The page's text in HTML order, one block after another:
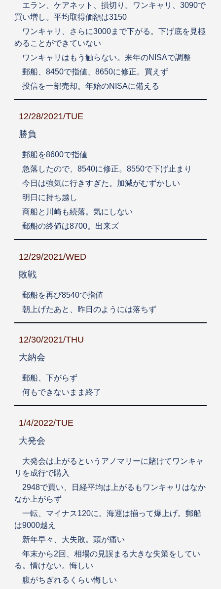
エラン、ケアネット、損切り。ワンキャリ、3090で
買い増し。平均取得価額は3150
ワンキャリ、さらに3000まで下がる。下げ底を見極
めることができていない
ワンキャリはもう触らない。来年のNISAで調整
郵船、8450で指値、8650に修正。買えず
投信を一部売却。年始のNISAに備える
12/28/2021/TUE
勝負
郵船を8600で指値
急落したので、8540に修正。8550で下げ止まり
今日は強気に行きすぎた。加減がむずかしい
明日に持ち越し
商船と川崎も続落。気にしない
郵船の終値は8700。出来ズ
12/29/2021/WED
敗戦
郵船を再び8540で指値
朝上げたあと、昨日のようには落ちず
12/30/2021/THU
大納会
郵船、下がらず
何もできないまま終了
1/4/2022/TUE
大発会
大発会は上がるというアノマリーに賭けてワンキャ
リを成行で購入
2948で買い、日経平均は上がるもワンキャリはなか
なか上がらず
一転、マイナス120に。海運は揃って爆上げ。郵船
は9000越え
新年早々、大失敗。頭が痛い
年末から2回、相場の見誤まる大きな失策をしてい
る。情けない。悔しい
腹がちぎれるくらい悔しい